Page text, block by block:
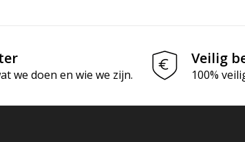
we doen en wie we zijn.
Veilig
100%